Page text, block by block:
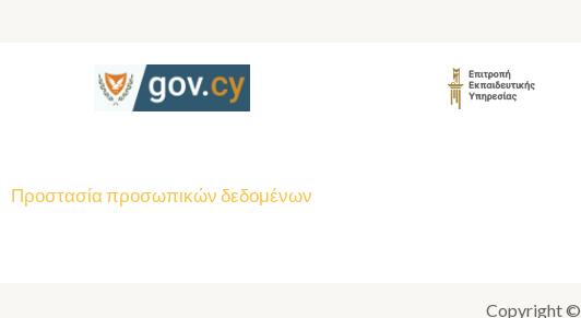
Προστασία προσωπικών δεδομένων
Copyright ©